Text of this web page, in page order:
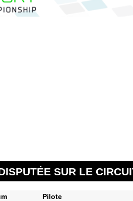
SUR LE
Pilote